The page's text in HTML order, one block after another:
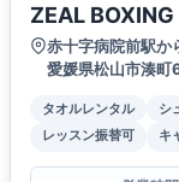
ZEAL
赤十字病院前駅か
愛媛県松山市湊
タオルレンタル シ
レッスン振替可
キ